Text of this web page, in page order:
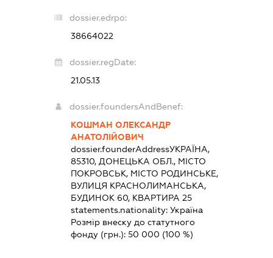
dossier.edrpo:
38664022
dossier.regDate:
21.05.13
dossier.foundersAndBenef:
КОШМАН ОЛЕКСАНДР
АНАТОЛІЙОВИЧ
dossier.founderAddressУКРАЇНА,
85310, ДОНЕЦЬКА ОБЛ., МІСТО
ПОКРОВСЬК, МІСТО РОДИНСЬКЕ,
ВУЛИЦЯ КРАСНОЛИМАНСЬКА,
БУДИНОК 60, КВАРТИРА 25
statements.nationality:Україна
Розмір внеску до статутного
фонду (грн.):50 000 (100 %)